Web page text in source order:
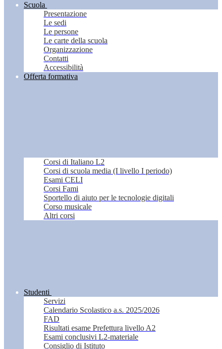
Scuola
Presentazione
Le sedi
Le persone
Le carte della scuola
Organizzazione
Contatti
Accessibilità
Offerta formativa
Corsi di Italiano L2
Corsi di scuola media (I livello I periodo)
Esami CELI
Corsi Fami
Sportello di aiuto per le tecnologie digitali
Corso musicale
Altri corsi
Studenti
Servizi
Calendario Scolastico a.s. 2025/2026
FAD
Risultati esame Prefettura livello A2
Esami conclusivi L2-materiale
Consiglio di Istituto